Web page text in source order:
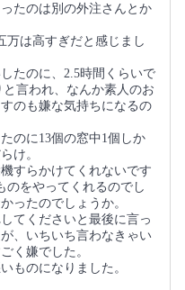
たのは別の外注さんとか
万は高すぎだと感じまし
たのに、2.5時間くらいで
言われ、なんか素人のお
のも嫌な気持ちになるの
のに13個の窓中1個しか
け。
すらかけてくれないです
のをやってくれるのでし
ったのでしょうか。
てくださいと最後に言っ
、いちいち言わなきゃい
く嫌でした。
ものになりました。